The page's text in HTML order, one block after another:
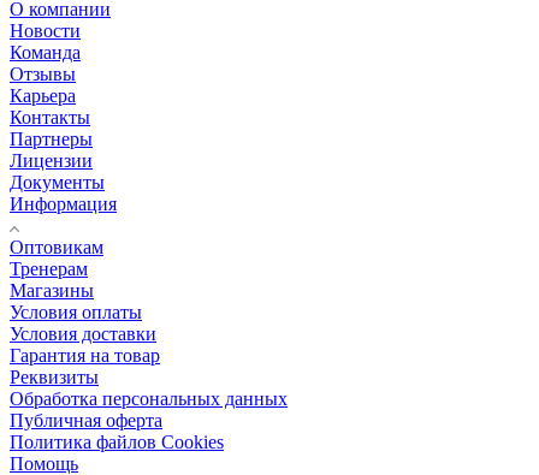
О компании
Новости
Команда
Отзывы
Карьера
Контакты
Партнеры
Лицензии
Документы
Информация
Оптовикам
Тренерам
Магазины
Условия оплаты
Условия доставки
Гарантия на товар
Реквизиты
Обработка персональных данных
Публичная оферта
Политика файлов Cookies
Помощь